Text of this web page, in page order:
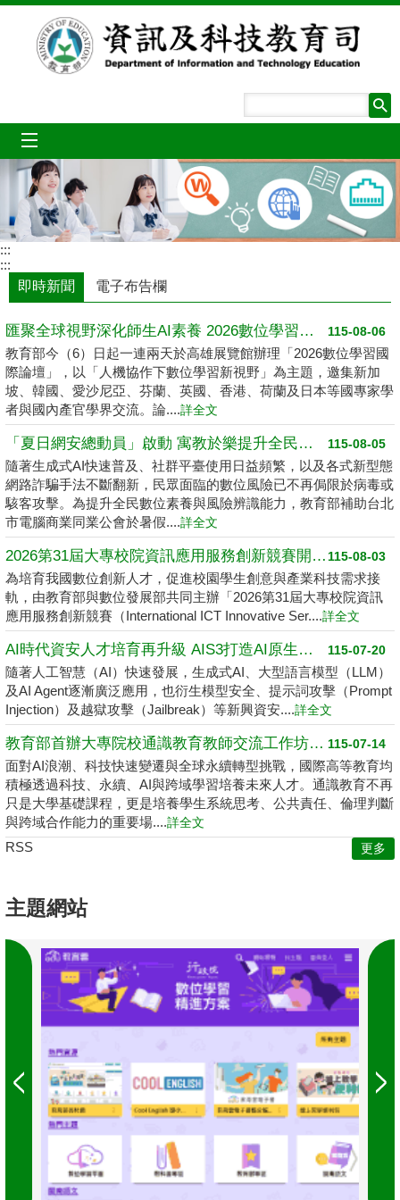
跳到主要內容區塊
:::
:::
即時新聞
電子布告欄
115-08-06
匯聚全球視野深化師生AI素養 2026數位學習國際論壇高雄登場
教育部今（6）日起一連兩天於高雄展覽館辦理「2026數位學習國
際論壇」，以「人機協作下數位學習新視野」為主題，邀集新加
坡、韓國、愛沙尼亞、芬蘭、英國、香港、荷蘭及日本等國專家學
者與國內產官學界交流。論....詳全文
115-08-05
「夏日網安總動員」啟動 寓教於樂提升全民數位素養
隨著生成式AI快速普及、社群平臺使用日益頻繁，以及各式新型態
網路詐騙手法不斷翻新，民眾面臨的數位風險已不再侷限於病毒或
駭客攻擊。為提升全民數位素養與風險辨識能力，教育部補助台北
市電腦商業同業公會於暑假....詳全文
115-08-03
2026第31屆大專校院資訊應用服務創新競賽開跑了 請高中職以上學生踴躍報名
為培育我國數位創新人才，促進校園學生創意與產業科技需求接
軌，由教育部與數位發展部共同主辦「2026第31屆大專校院資訊
應用服務創新競賽（International ICT Innovative Ser....詳全文
115-07-20
AI時代資安人才培育再升級 AIS3打造AI原生資安學習環境
隨著人工智慧（AI）快速發展，生成式AI、大型語言模型（LLM）
及AI Agent逐漸廣泛應用，也衍生模型安全、提示詞攻擊（Prompt
Injection）及越獄攻擊（Jailbreak）等新興資安....詳全文
115-07-14
教育部首辦大專院校通識教育教師交流工作坊 邁向2050共創未來永續大學
面對AI浪潮、科技快速變遷與全球永續轉型挑戰，國際高等教育均
積極透過科技、永續、AI與跨域學習培養未來人才。通識教育不再
只是大學基礎課程，更是培養學生系統思考、公共責任、倫理判斷
與跨域合作能力的重要場....詳全文
RSS 更多
主題網站